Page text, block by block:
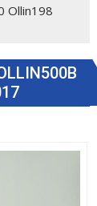
Ollin198